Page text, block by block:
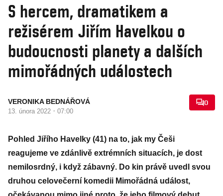
S hercem, dramatikem a
režisérem Jiřím Havelkou o
budoucnosti planety a dalších
mimořádných událostech
VERONIKA BEDNÁŘOVÁ
13. února 2022 · 07:00
0
Pohled Jiřího Havelky (41) na to, jak my Češi
reagujeme ve zdánlivě extrémních situacích, je dost
nemilosrdný, i když zábavný. Do kin právě uvedl svou
druhou celovečerní komedii Mimořádná událost,